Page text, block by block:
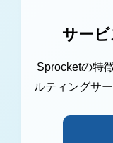
サー
Sprocketの特
ルティングサ